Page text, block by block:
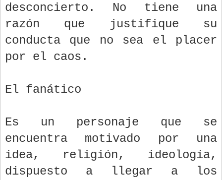
desconcierto. No tiene una
razón que justifique su
conducta que no sea el placer
por el caos.
El fanático
Es un personaje que se
encuentra motivado por una
idea, religión, ideología,
dispuesto a llegar a los